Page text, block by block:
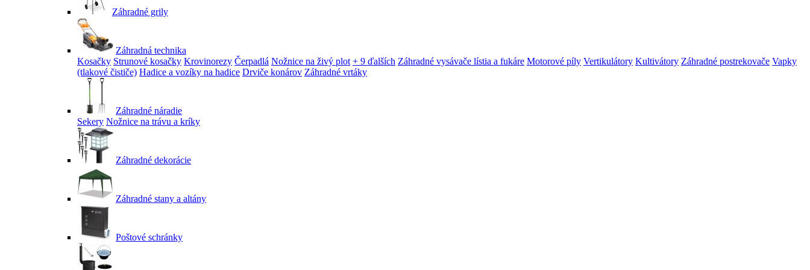
Záhradné grily
Záhradná technika
Kosačky Strunové kosačky Krovinorezy Čerpadlá Nožnice na živý plot + 9 ďalších Záhradné vysávače lístia a fukáre Motorové píly Vertikulátory Kultivátory Záhradné postrekovače Vapky
(tlakové čističe) Hadice a vozíky na hadice Drviče konárov Záhradné vrtáky
Záhradné náradie
Sekery Nožnice na trávu a kríky
Záhradné dekorácie
Záhradné stany a altány
Poštové schránky